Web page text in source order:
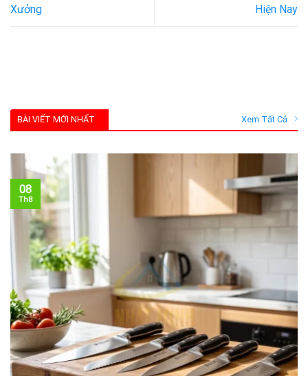
Xưởng
Hiện Nay
BÀI VIẾT MỚI NHẤT Xem Tất Cả
08
Th8